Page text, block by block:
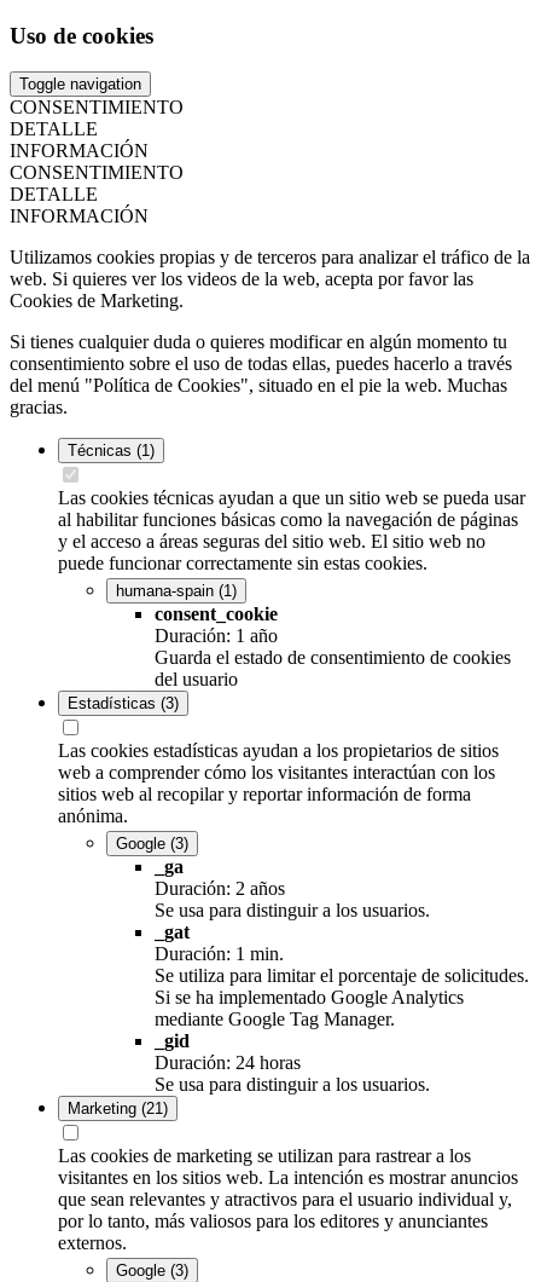
Uso de cookies
Toggle navigation
CONSENTIMIENTO
DETALLE
INFORMACIÓN
CONSENTIMIENTO
DETALLE
INFORMACIÓN
Utilizamos cookies propias y de terceros para analizar el tráfico de la
web. Si quieres ver los videos de la web, acepta por favor las
Cookies de Marketing.
Si tienes cualquier duda o quieres modificar en algún momento tu
consentimiento sobre el uso de todas ellas, puedes hacerlo a través
del menú "Política de Cookies", situado en el pie la web. Muchas
gracias.
Técnicas (1)
Las cookies técnicas ayudan a que un sitio web se pueda usar
al habilitar funciones básicas como la navegación de páginas
y el acceso a áreas seguras del sitio web. El sitio web no
puede funcionar correctamente sin estas cookies.
humana-spain (1)
consent_cookie
Duración: 1 año
Guarda el estado de consentimiento de cookies
del usuario
Estadísticas (3)
Las cookies estadísticas ayudan a los propietarios de sitios
web a comprender cómo los visitantes interactúan con los
sitios web al recopilar y reportar información de forma
anónima.
Google (3)
_ga
Duración: 2 años
Se usa para distinguir a los usuarios.
_gat
Duración: 1 min.
Se utiliza para limitar el porcentaje de solicitudes.
Si se ha implementado Google Analytics
mediante Google Tag Manager.
_gid
Duración: 24 horas
Se usa para distinguir a los usuarios.
Marketing (21)
Las cookies de marketing se utilizan para rastrear a los
visitantes en los sitios web. La intención es mostrar anuncios
que sean relevantes y atractivos para el usuario individual y,
por lo tanto, más valiosos para los editores y anunciantes
externos.
Google (3)